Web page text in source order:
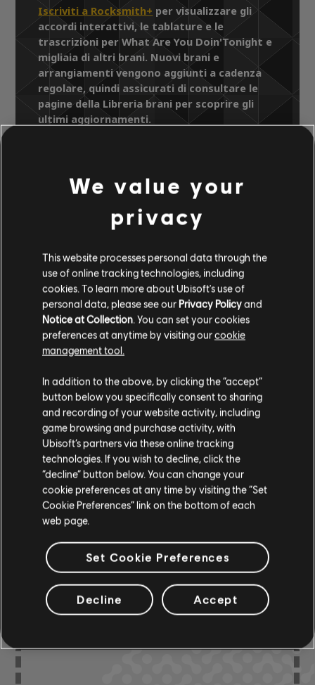
Iscriviti a Rocksmith+ per visualizzare gli
accordi interattivi, le tablature e le
trascrizioni per What Are You Doin'Tonight e
migliaia di altri brani. Nuovi brani e
arrangiamenti vengono aggiunti a cadenza
regolare, quindi assicurati di consultare le
pagine della Libreria brani per scoprire gli
ultimi aggiornamenti.
Libreria brani Artisti A-Z
Hi-Five
Greatest Hits
What Are You Doin'Tonight
ARRANGIAMENTI
VERIFICATI
Accordi
Bass Chart
ARRANGIAMENTI
DELLA COMMUNITY
We value your
privacy
This website processes personal data through the
use of online tracking technologies, including
cookies. To learn more about Ubisoft's use of
personal data, please see our Privacy Policyand
Notice at Collection. You can set your cookies
preferences at anytime by visiting ourcookie
management tool.
In addition to the above, by clicking the “accept”
button below you specifically consent to sharing
and recording of your website activity, including
game browsing and purchase activity, with
Ubisoft’s partners via these online tracking
technologies. If you wish to decline, click the
“decline” button below. You can change your
cookie preferences at any time by visiting the “Set
Cookie Preferences” link on the bottom of each
web page.
Set Cookie Preferences
Decline Accept